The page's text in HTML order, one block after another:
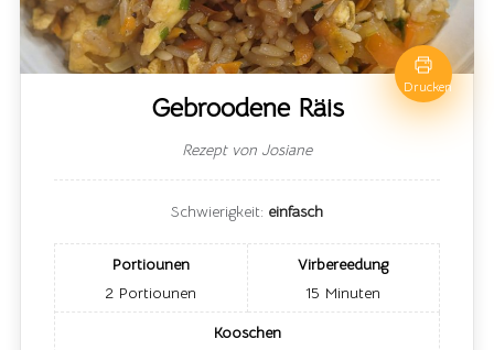
Drucken
Gebroodene Räis
Rezept von Josiane
Schwierigkeit: einfasch
Portiounen
2 Portiounen
Virbereedung
15 Minuten
Kooschen